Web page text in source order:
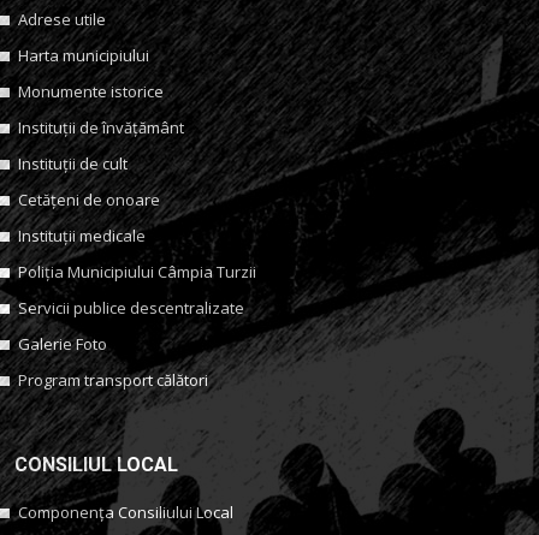
Adrese utile
Harta municipiului
Monumente istorice
Instituții de învățământ
Instituții de cult
Cetățeni de onoare
Instituții medicale
Poliția Municipiului Câmpia Turzii
Servicii publice descentralizate
Galerie Foto
Program transport călători
CONSILIUL LOCAL
Componența Consiliului Local